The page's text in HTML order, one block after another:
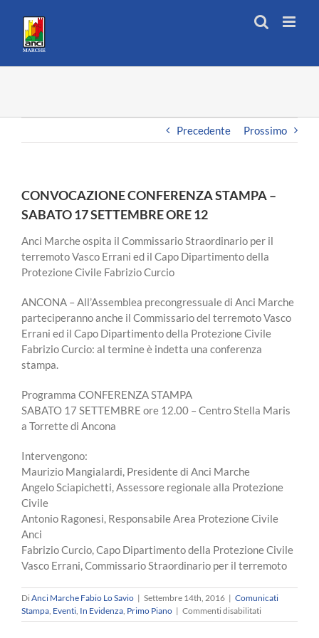
contenuto
Precedente Prossimo
CONVOCAZIONE CONFERENZA STAMPA –
SABATO 17 SETTEMBRE ORE 12
Anci Marche ospita il Commissario Straordinario per il
terremoto Vasco Errani ed il Capo Dipartimento della
Protezione Civile Fabrizio Curcio
ANCONA – All’Assemblea precongressuale di Anci Marche
parteciperanno anche il Commissario del terremoto Vasco
Errani ed il Capo Dipartimento della Protezione Civile
Fabrizio Curcio: al termine è indetta una conferenza
stampa.
Programma CONFERENZA STAMPA
SABATO 17 SETTEMBRE ore 12.00 – Centro Stella Maris
a Torrette di Ancona
Intervengono:
Maurizio Mangialardi, Presidente di Anci Marche
Angelo Sciapichetti, Assessore regionale alla Protezione
Civile
Antonio Ragonesi, Responsabile Area Protezione Civile
Anci
Fabrizio Curcio, Capo Dipartimento della Protezione Civile
Vasco Errani, Commissario Straordinario per il terremoto
DiAnci Marche Fabio Lo Savio | Settembre 14th, 2016 | Comunicati
Stampa, Eventi, In Evidenza, Primo Piano | Commenti disabilitatisu